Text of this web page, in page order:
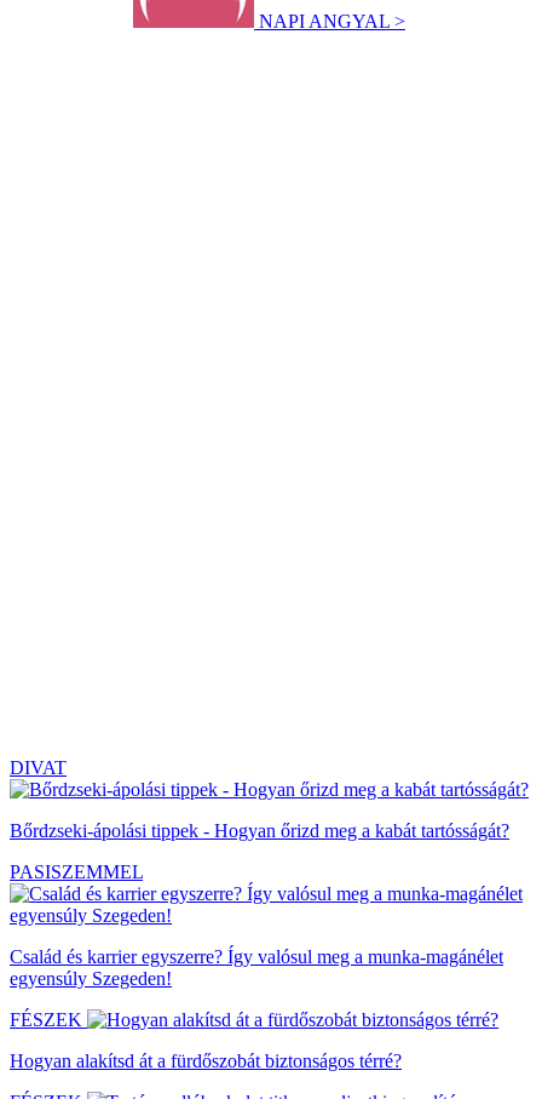
NAPI ANGYAL >
DIVAT
Bőrdzseki-ápolási tippek - Hogyan őrizd meg a kabát tartósságát?
PASISZEMMEL
Család és karrier egyszerre? Így valósul meg a munka-magánélet
egyensúly Szegeden!
FÉSZEK
Hogyan alakítsd át a fürdőszobát biztonságos térré?